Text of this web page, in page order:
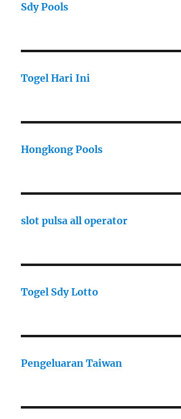
Sdy Pools
Togel Hari Ini
Hongkong Pools
slot pulsa all operator
Togel Sdy Lotto
Pengeluaran Taiwan